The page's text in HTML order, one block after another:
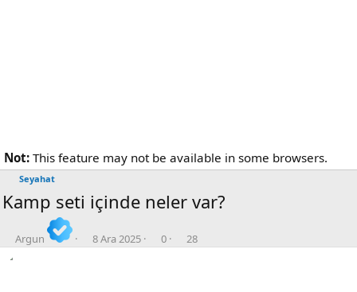
Not: This feature may not be available in some browsers.
Seyahat
Kamp seti içinde neler var?
o
n
Argun
a
ş
8 Ara 2025
C
e
0
G
ö
28